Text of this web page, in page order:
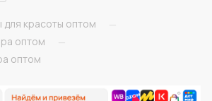
для красоты оптом
—
оптом
—
оптом